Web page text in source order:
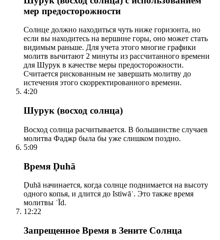
мер предосторожности
Солнце должно находиться чуть ниже горизонта, но
если вы находитесь на вершине горы, оно может стать
видимым раньше. Для учета этого многие графики
молитв вычитают 2 минуты из рассчитанного времени
для Шурук в качестве меры предосторожности.
Считается рискованным не завершать молитву до
истечения этого скорректированного времени.
4:20
Шурук (восход солнца)
Восход солнца расчитывается. В большинстве случаев
молитва Фаджр была бы уже слишком поздно.
5:09
Время Ḍuhā
Ḍuhā начинается, когда солнце поднимается на высоту
одного копья, и длится до Istiwāʾ. Это также время
молитвы ʿĪd.
12:22
Запрещенное Время в Зените Солнца